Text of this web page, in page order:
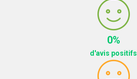
0%
d'avis positifs